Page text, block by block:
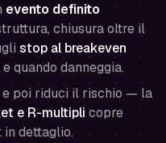
evento definito
chiusura oltre il
stop al breakeven
quando danneggia.
e poi riduci il rischio — la
e R-multipli copre
dettaglio.